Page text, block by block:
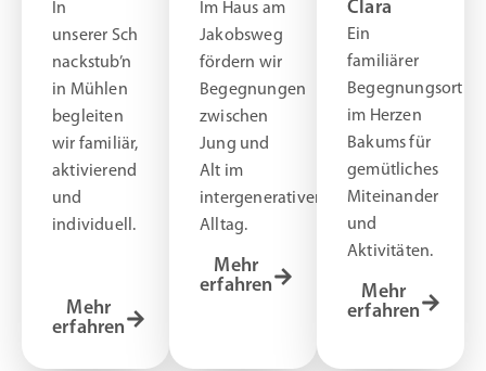
In
unserer Sch
nackstub’n
in Mühlen
begleiten
wir familiär,
aktivierend
und
individuell.
Mehr
erfahren
Im Haus am
Jakobsweg
fördern wir
Begegnungen
zwischen
Jung und
Alt im
intergenerativen
Alltag.
Mehr
erfahren
Clara
Ein
familiärer
Begegnungsort
im Herzen
Bakums für
gemütliches
Miteinander
und
Aktivitäten.
Mehr
erfahren